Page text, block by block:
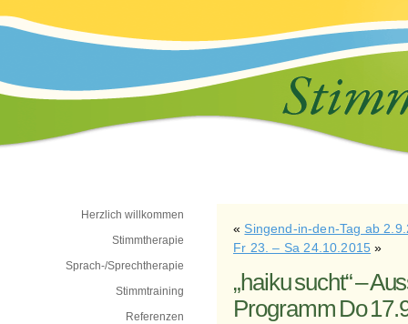
Herzlich willkommen
Stimmtherapie
Sprach-/Sprechtherapie
Stimmtraining
Referenzen
« Singend-in-den-Tag ab
Fr 23. – Sa 24.10.2015 »
„haiku sucht“ –
Programm Do